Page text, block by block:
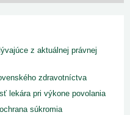
z aktuálnej právnej
zdravotníctva
lekára pri výkone povolania
súkromia